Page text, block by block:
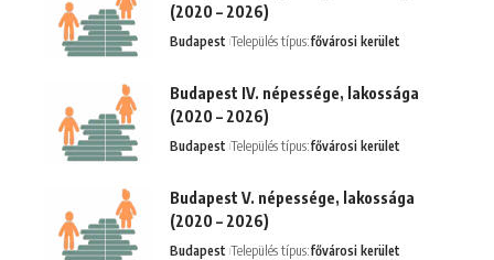
(2020 – 2026)
Budapest Település típus:fővárosi kerület
Budapest IV. népessége, lakossága
(2020 – 2026)
Budapest Település típus:fővárosi kerület
Budapest V. népessége, lakossága
(2020 – 2026)
Budapest Település típus:fővárosi kerület